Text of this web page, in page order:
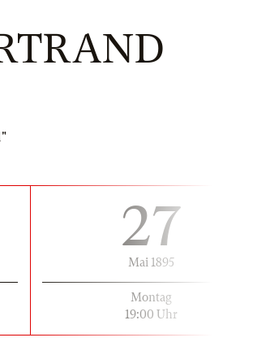
27
Mai 1895
Montag
19:00 Uhr